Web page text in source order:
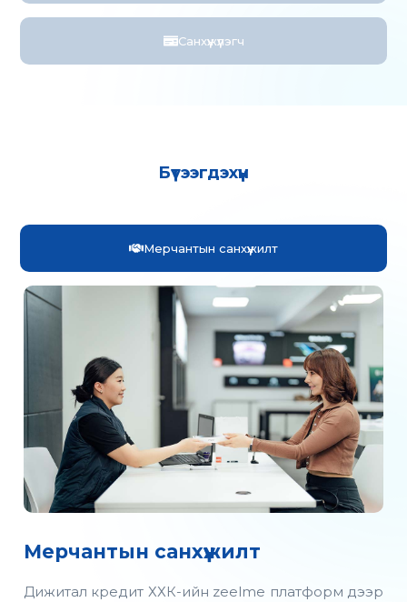
Санхүүжүүлэгч
Бүтээгдэхүүн
Мерчантын санхүүжилт
Мерчантын санхүүжилт
Дижитал кредит ХХК-ийн zeelme платформ дээр